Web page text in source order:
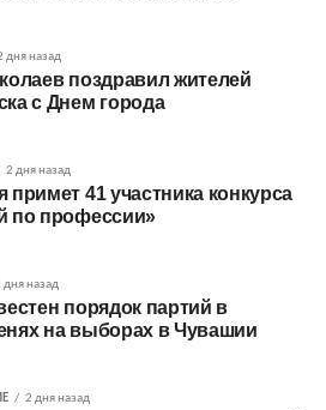
дня назад
поздравил жителей
с Днем города
2 дня назад
примет 41 участника конкурса
по профессии»
дня назад
порядок партий в
на выборах в Чувашии
2 дня назад